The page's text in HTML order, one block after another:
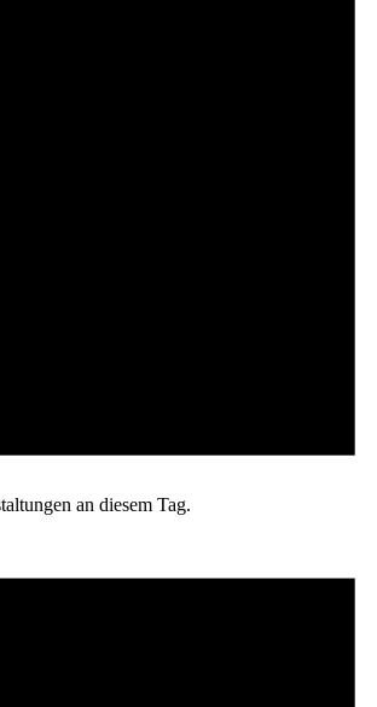
an diesem Tag.